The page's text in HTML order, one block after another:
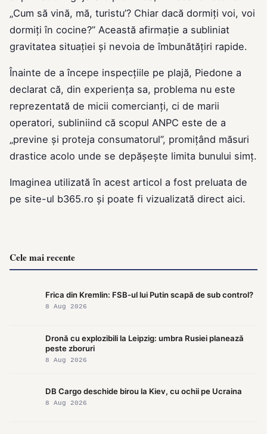
„Cum să vină, mă, turistu’? Chiar dacă dormiți voi, voi
dormiți în cocine?” Această afirmație a subliniat
gravitatea situației și nevoia de îmbunătățiri rapide.
Înainte de a începe inspecțiile pe plajă, Piedone a
declarat că, din experiența sa, problema nu este
reprezentată de micii comercianți, ci de marii
operatori, subliniind că scopul ANPC este de a
„previne și proteja consumatorul”, promițând măsuri
drastice acolo unde se depășește limita bunului simț.
Imaginea utilizată în acest articol a fost preluata de
pe site-ul b365.ro și poate fi vizualizată direct aici.
Cele mai recente
Frica din Kremlin: FSB-ul lui Putin scapă de sub control?
8 Aug 2026
Dronă cu explozibili la Leipzig: umbra Rusiei planează
peste zboruri
8 Aug 2026
DB Cargo deschide birou la Kiev, cu ochii pe Ucraina
8 Aug 2026